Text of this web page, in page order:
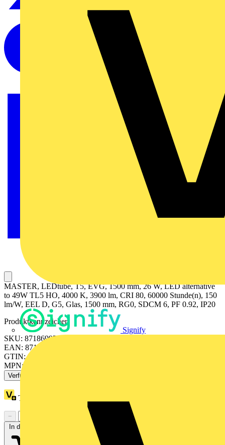
Signify
MASTER, LEDtube, T5, EVG, 1500 mm, 26 W, LED alternative
to 49W TL5 HO, 4000 K, 3900 lm, CRI 80, 60000 Stunde(n), 150
lm/W, EEL D, G5, Glas, 1500 mm, RG0, SDCM 6, PF 0.92, IP20
Produktkennzeichen
SKU: 8718699749590
EAN: 8718699749590
GTIN: 8718699749606
MPN: MAS LEDtube HF 1500mm HO 26W 840 T5 OE
Verfügbar: 2 Händler
Treuepunkte:
−
In den Warenkorb